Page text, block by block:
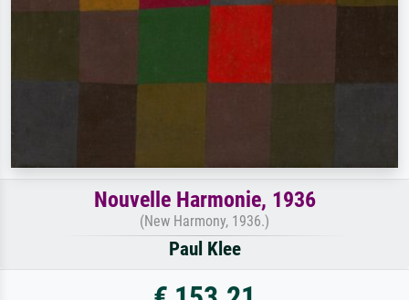
Nouvelle Harmonie, 1936
(New Harmony, 1936.)
Paul Klee